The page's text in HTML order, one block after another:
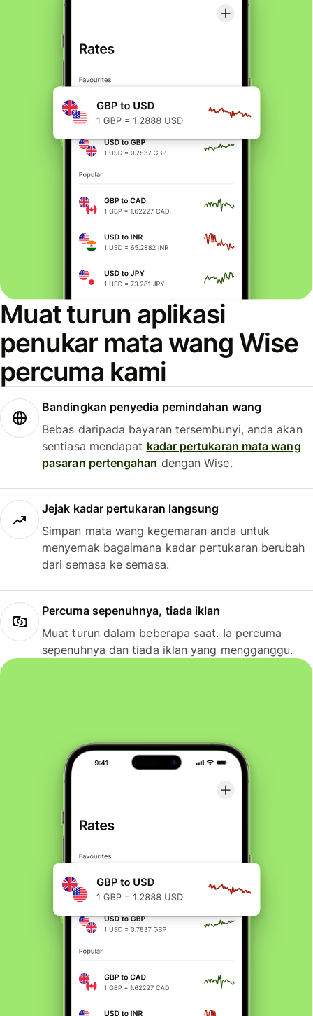
Muat turun aplikasi
penukar mata wang Wise
percuma kami
Bandingkan penyedia pemindahan wang
Bebas daripada bayaran tersembunyi, anda akan
sentiasa mendapat kadar pertukaran mata wang
pasaran pertengahan dengan Wise.
Jejak kadar pertukaran langsung
Simpan mata wang kegemaran anda untuk
menyemak bagaimana kadar pertukaran berubah
dari semasa ke semasa.
Percuma sepenuhnya, tiada iklan
Muat turun dalam beberapa saat. Ia percuma
sepenuhnya dan tiada iklan yang mengganggu.